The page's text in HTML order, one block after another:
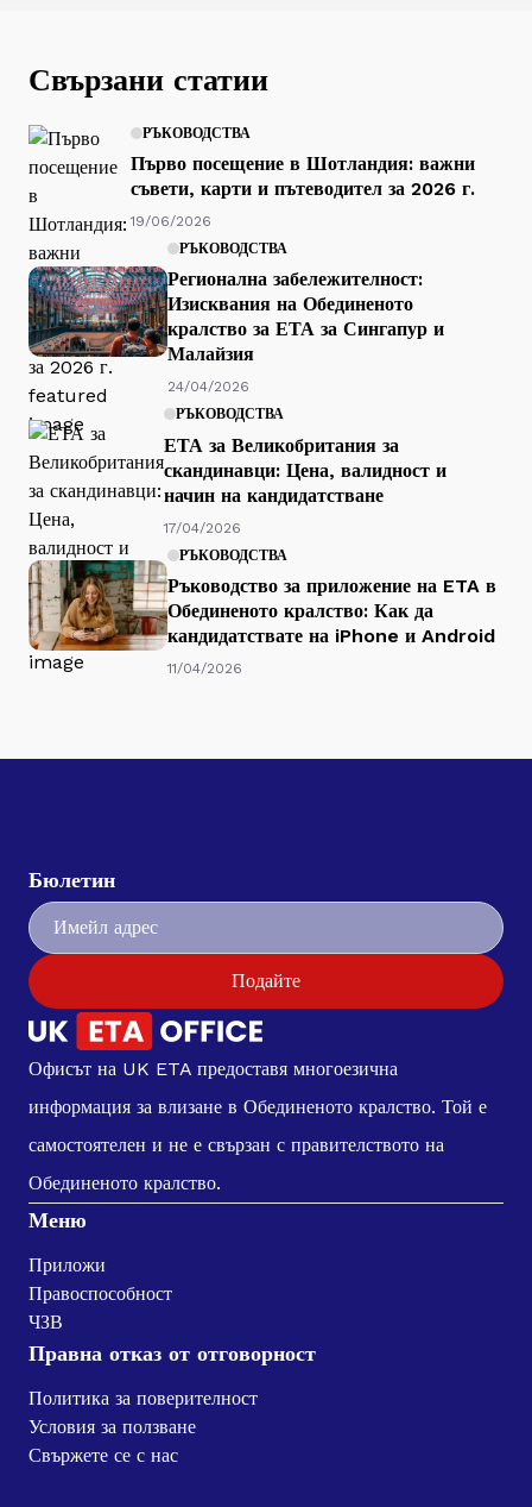
Свързани статии
РЪКОВОДСТВА
Първо посещение в Шотландия: важни
съвети, карти и пътеводител за 2026 г.
19/06/2026
РЪКОВОДСТВА
Регионална забележителност:
Изисквания на Обединеното
кралство за ЕТА за Сингапур и
Малайзия
24/04/2026
РЪКОВОДСТВА
ЕТА за Великобритания за
скандинавци: Цена, валидност и
начин на кандидатстване
17/04/2026
РЪКОВОДСТВА
Ръководство за приложение на ETA в
Обединеното кралство: Как да
кандидатствате на iPhone и Android
11/04/2026
Бюлетин
Подайте
Офисът на UK ETA предоставя многоезична
информация за влизане в Обединеното кралство. Той е
самостоятелен и не е свързан с правителството на
Обединеното кралство.
Меню
Приложи
Правоспособност
ЧЗВ
Правна отказ от отговорност
Политика за поверителност
Условия за ползване
Свържете се с нас